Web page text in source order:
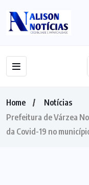
Home
Notícias
Prefeitura de Várzea
da Covid-19 no